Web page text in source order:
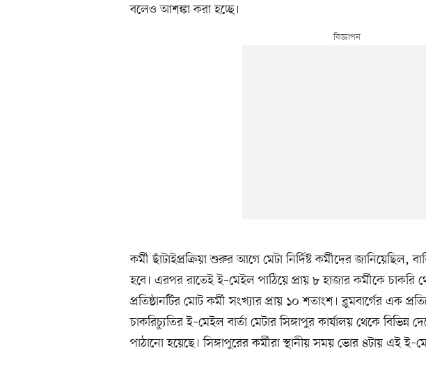
বলেও আশঙ্কা করা হচ্ছে।
কর্মী ছাঁটাইপ্রক্রিয়া শুরুর আগে মেটা নির্দিষ্ট কর্মীদের
হবে। এরপর রাতেই ই–মেইল পাঠিয়ে প্রায় ৮ হাজার কর্মীকে চাকরি
প্রতিষ্ঠানটির মোট কর্মী সংখ্যার প্রায় ১০ শতাংশ। ব্লুমবার্গের এক
চাকরিচ্যুতির ই–মেইল বার্তা মেটার সিঙ্গাপুর কার্যালয় থেকে বিভিন্ন
পাঠানো হয়েছে। সিঙ্গাপুরের কর্মীরা স্থানীয় সময় ভোর ৪টায় এই